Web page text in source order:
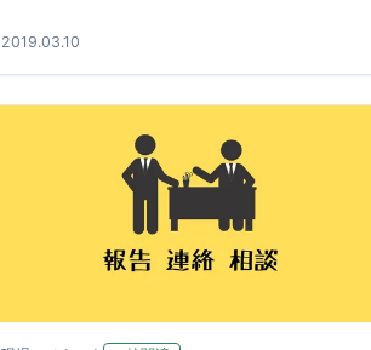
2019.03.10